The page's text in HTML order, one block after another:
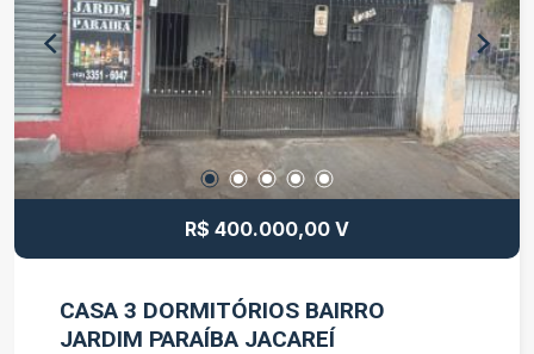
do Senai e Sesi O terreno está quitado,
escriturado, com registro de imóveis, impostos e
taxas em dia, pronto para transferência. AGENDE
SUA VISITA!!!
R$ 400.000,00 V
CASA 3 DORMITÓRIOS BAIRRO
JARDIM PARAÍBA JACAREÍ